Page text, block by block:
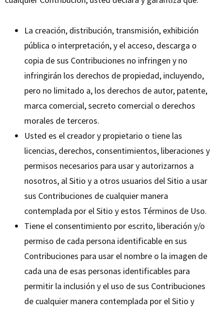
La creación, distribución, transmisión, exhibición
pública o interpretación, y el acceso, descarga o
copia de sus Contribuciones no infringen y no
infringirán los derechos de propiedad, incluyendo,
pero no limitado a, los derechos de autor, patente,
marca comercial, secreto comercial o derechos
morales de terceros.
Usted es el creador y propietario o tiene las
licencias, derechos, consentimientos, liberaciones y
permisos necesarios para usar y autorizarnos a
nosotros, al Sitio y a otros usuarios del Sitio a usar
sus Contribuciones de cualquier manera
contemplada por el Sitio y estos Términos de Uso.
Tiene el consentimiento por escrito, liberación y/o
permiso de cada persona identificable en sus
Contribuciones para usar el nombre o la imagen de
cada una de esas personas identificables para
permitir la inclusión y el uso de sus Contribuciones
de cualquier manera contemplada por el Sitio y